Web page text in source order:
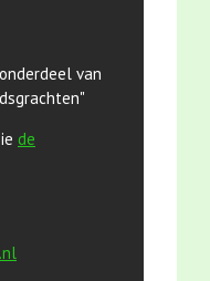
van
de